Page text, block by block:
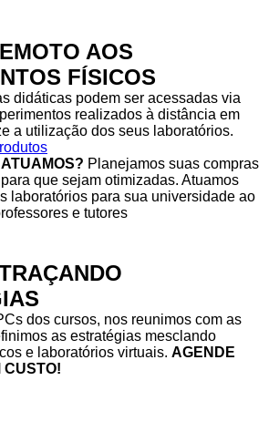
AOS
FÍSICOS
didáticas podem ser acessadas via
realizados à distância em
a utilização dos seus laboratórios.
Planejamos suas compras
que sejam otimizadas. Atuamos
laboratórios para sua universidade ao
e tutores
dos cursos, nos reunimos com as
as estratégias mesclando
e laboratórios virtuais. AGENDE
CUSTO!